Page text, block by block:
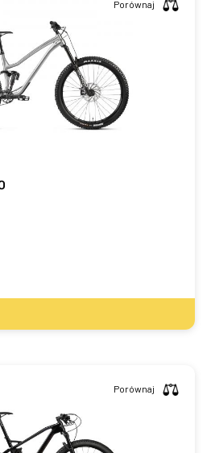
Porównaj
Porównaj